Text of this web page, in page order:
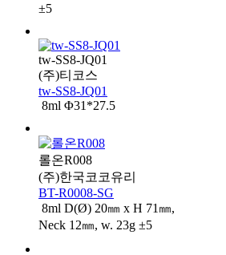
±5
tw-SS8-JQ01
(주)티코스
tw-SS8-JQ01
8ml Φ31*27.5
롤온R008
(주)한국코코유리
BT-R0008-SG
8ml D(Ø) 20㎜ x H 71㎜,
Neck 12㎜, w. 23g ±5